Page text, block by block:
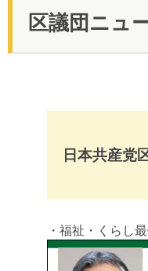
区議団ニュ
日本共産
・福祉・くらし